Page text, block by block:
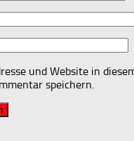
und Website in
speichern.